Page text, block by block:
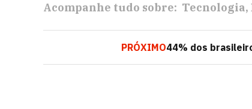
Acompanhe tudo sobre: Tecnologia
PRÓXIMO44% dos